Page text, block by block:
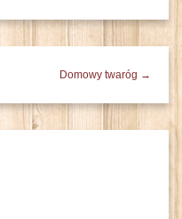
Domowy twaróg →